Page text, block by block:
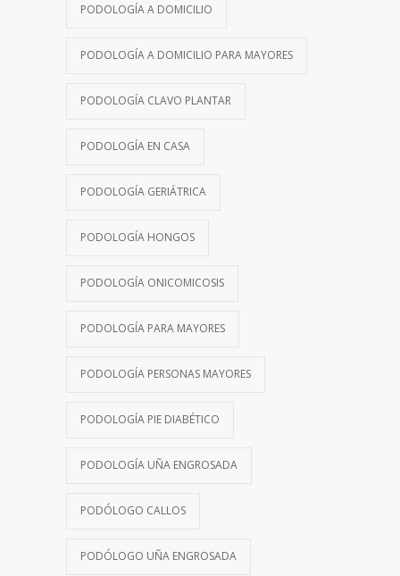
PODOLOGÍA A DOMICILIO
PODOLOGÍA A DOMICILIO PARA MAYORES
PODOLOGÍA CLAVO PLANTAR
PODOLOGÍA EN CASA
PODOLOGÍA GERIÁTRICA
PODOLOGÍA HONGOS
PODOLOGÍA ONICOMICOSIS
PODOLOGÍA PARA MAYORES
PODOLOGÍA PERSONAS MAYORES
PODOLOGÍA PIE DIABÉTICO
PODOLOGÍA UÑA ENGROSADA
PODÓLOGO CALLOS
PODÓLOGO UÑA ENGROSADA